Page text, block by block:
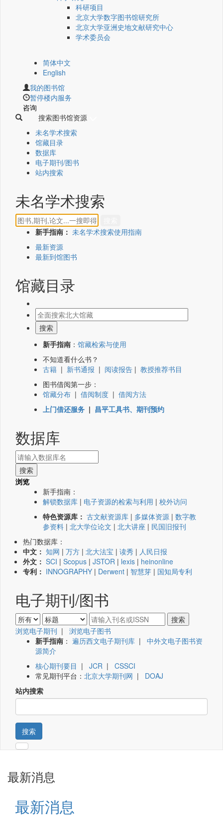
科研项目
北京大学数字图书馆研究所
北京大学亚洲史地文献研究中心
学术委员会
简体中文
English
我的图书馆
暂停楼内服务
咨询
搜索图书馆资源
未名学术搜索
馆藏目录
数据库
电子期刊/图书
站内搜索
未名学术搜索
新手指南： 未名学术搜索使用指南
最新资源
最新到馆图书
馆藏目录
新手指南 ： 馆藏检索与使用
不知道看什么书？
古籍 | 新书通报 | 阅读报告 | 教授推荐书目
图书借阅第一步：
馆藏分布 | 借阅制度 | 借阅方法
上门借还服务 | 昌平工具书、期刊预约
数据库
浏览
新手指南：
解锁数据库 | 电子资源的检索与利用 | 校外访问
特色资源库： 古文献资源库 | 多媒体资源 | 数字教
参资料 | 北大学位论文 | 北大讲座 | 民国旧报刊
热门数据库：
中文： 知网 | 万方 | 北大法宝 | 读秀 | 人民日报
外文： SCI | Scopus | JSTOR | lexis | heinonline
专利： INNOGRAPHY | Derwent | 智慧芽 | 国知局专利
电子期刊/图书
浏览电子期刊 | 浏览电子图书
新手指南 ： 遍历西文电子期刊库 | 中外文电子图书资
源简介
核心期刊要目 | JCR | CSSCI
常见期刊平台： 北京大学期刊网 | DOAJ
站内搜索
搜索
最新消息
最新消息